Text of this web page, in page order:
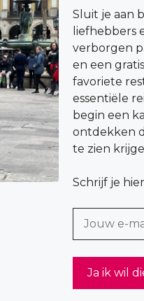
Sluit je aan
liefhebbers
verborgen
en een
favoriete
essentiële
begin een
ontdekken
te zien
Schrijf je